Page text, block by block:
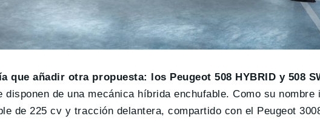
que añadir otra propuesta: los Peugeot 508 HYBRID y 508
disponen de una mecánica híbrida enchufable. Como su
de 225 cv y tracción delantera, compartido con el Peugeot